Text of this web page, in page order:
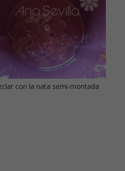
con la nata semi-montada